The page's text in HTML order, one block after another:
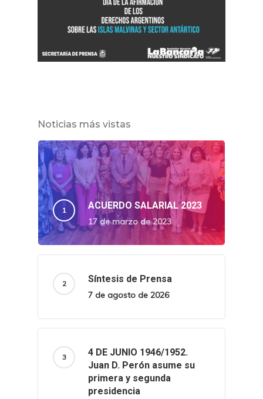
Noticias más vistas
ACUERDO SALARIAL 2023
17 de marzo de 2023
Síntesis de Prensa
7 de agosto de 2026
4 DE JUNIO 1946/1952.
Juan D. Perón asume su
primera y segunda
presidencia